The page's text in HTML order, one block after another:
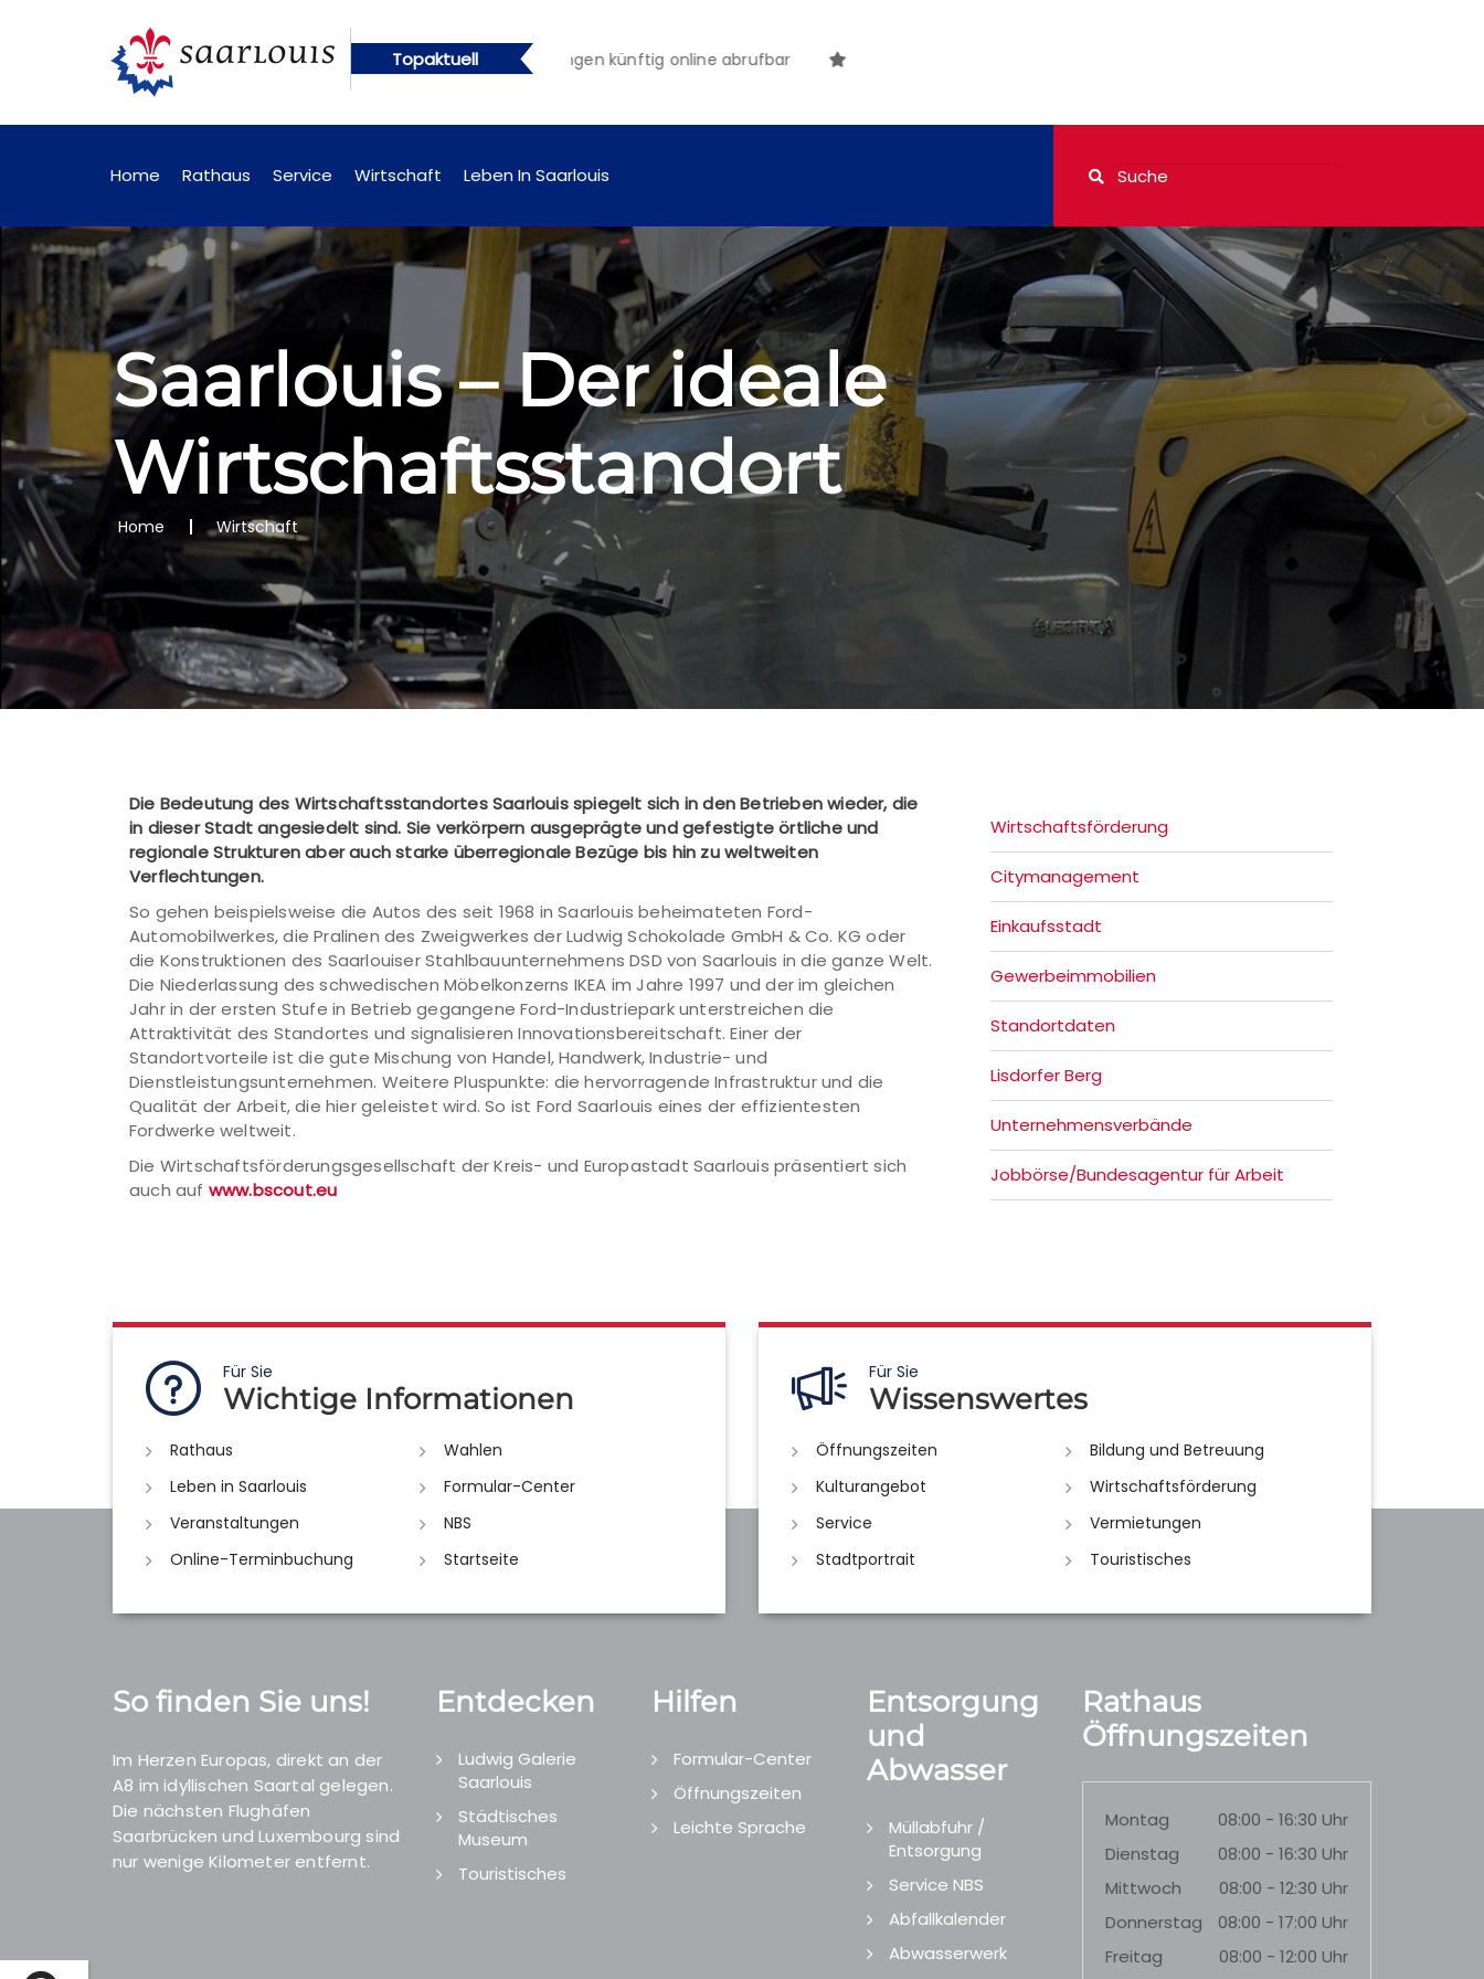
Topaktuell
künftig online abrufbar Öffentliche Bekanntmachungen künftig online abrufbar
Home Rathaus Service Wirtschaft Leben In Saarlouis
Saarlouis – Der ideale
Wirtschaftsstandort
Home Wirtschaft
Die Bedeutung des Wirtschaftsstandortes Saarlouis spiegelt sich in den Betrieben wieder, die
in dieser Stadt angesiedelt sind. Sie verkörpern ausgeprägte und gefestigte örtliche und
regionale Strukturen aber auch starke überregionale Bezüge bis hin zu weltweiten
Verflechtungen.
So gehen beispielsweise die Autos des seit 1968 in Saarlouis beheimateten Ford-
Automobilwerkes, die Pralinen des Zweigwerkes der Ludwig Schokolade GmbH & Co. KG oder
die Konstruktionen des Saarlouiser Stahlbauunternehmens DSD von Saarlouis in die ganze Welt.
Die Niederlassung des schwedischen Möbelkonzerns IKEA im Jahre 1997 und der im gleichen
Jahr in der ersten Stufe in Betrieb gegangene Ford-Industriepark unterstreichen die
Attraktivität des Standortes und signalisieren Innovationsbereitschaft. Einer der
Standortvorteile ist die gute Mischung von Handel, Handwerk, Industrie- und
Dienstleistungsunternehmen. Weitere Pluspunkte: die hervorragende Infrastruktur und die
Qualität der Arbeit, die hier geleistet wird. So ist Ford Saarlouis eines der effizientesten
Fordwerke weltweit.
Die Wirtschaftsförderungsgesellschaft der Kreis- und Europastadt Saarlouis präsentiert sich
auch auf www.bscout.eu
Wirtschaftsförderung
Citymanagement
Einkaufsstadt
Gewerbeimmobilien
Standortdaten
Lisdorfer Berg
Unternehmensverbände
Jobbörse/Bundesagentur für Arbeit
Für Sie
Wichtige Informationen
Rathaus
Wahlen
Leben in Saarlouis
Formular-Center
Veranstaltungen
NBS
Online-Terminbuchung
Startseite
Für Sie
Wissenswertes
Öffnungszeiten
Bildung und Betreuung
Kulturangebot
Wirtschaftsförderung
Service
Vermietungen
Stadtportrait
Touristisches
So finden Sie uns!
Im Herzen Europas, direkt an der
A8 im idyllischen Saartal gelegen.
Die nächsten Flughäfen
Saarbrücken und Luxembourg sind
nur wenige Kilometer entfernt.
Entdecken
Ludwig Galerie
Saarlouis
Städtisches
Museum
Touristisches
Hilfen
Formular-Center
Öffnungszeiten
Leichte Sprache
Entsorgung
und
Abwasser
Müllabfuhr /
Entsorgung
Service NBS
Abfallkalender
Abwasserwerk
Rathaus
Öffnungszeiten
Montag
08:00 - 16:30 Uhr
Dienstag
08:00 - 16:30 Uhr
Mittwoch
08:00 - 12:30 Uhr
Donnerstag
08:00 - 17:00 Uhr
Freitag
08:00 - 12:00 Uhr